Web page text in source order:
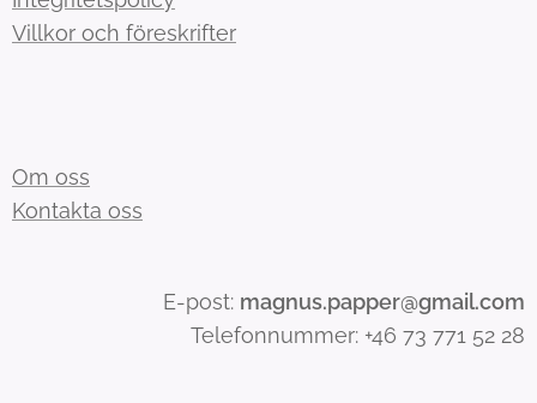
Villkor och föreskrifter
Om oss
Kontakta oss
E-post: magnus.papper@gmail.com
Telefonnummer: +46 73 771 52 28